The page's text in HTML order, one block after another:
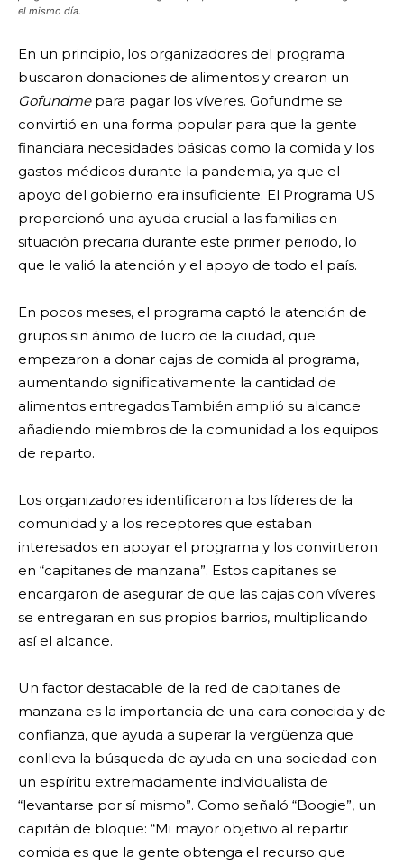
el mismo día.
En un principio, los organizadores del programa
buscaron donaciones de alimentos y crearon un
Gofundmepara pagar los víveres. Gofundme se
convirtió en una forma popular para que la gente
financiara necesidades básicas como la comida y los
gastos médicos durante la pandemia, ya que el
apoyo del gobierno era insuficiente. El Programa US
proporcionó una ayuda crucial a las familias en
situación precaria durante este primer periodo, lo
que le valió la atención y el apoyo de todo el país.
En pocos meses, el programa captó la atención de
grupos sin ánimo de lucro de la ciudad, que
empezaron a donar cajas de comida al programa,
aumentando significativamente la cantidad de
alimentos entregados.También amplió su alcance
añadiendo miembros de la comunidad a los equipos
de reparto.
Los organizadores identificaron a los líderes de la
comunidad y a los receptores que estaban
interesados en apoyar el programa y los convirtieron
en “capitanes de manzana”. Estos capitanes se
encargaron de asegurar de que las cajas con víveres
se entregaran en sus propios barrios, multiplicando
así el alcance.
Un factor destacable de la red de capitanes de
manzana es la importancia de una cara conocida y de
confianza, que ayuda a superar la vergüenza que
conlleva la búsqueda de ayuda en una sociedad con
un espíritu extremadamente individualista de
“levantarse por sí mismo”. Como señaló “Boogie”, un
capitán de bloque: “Mi mayor objetivo al repartir
comida es que la gente obtenga el recurso que